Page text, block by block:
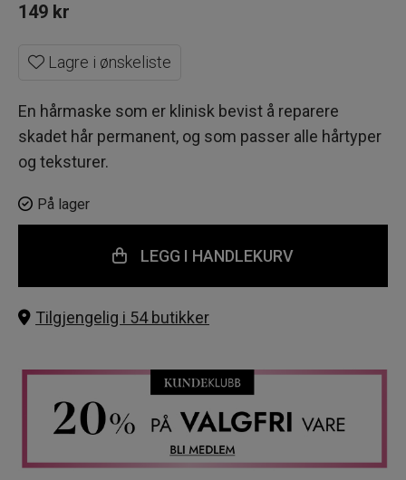
149 kr
Lagre i ønskeliste
En hårmaske som er klinisk bevist å reparere
skadet hår permanent, og som passer alle hårtyper
og teksturer.
På lager
LEGG I HANDLEKURV
Tilgjengelig i 54 butikker